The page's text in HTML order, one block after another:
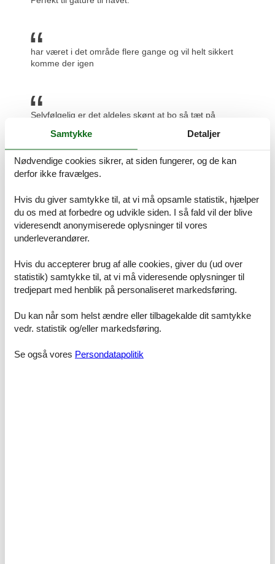
har været i det område flere gange og vil helt sikkert
komme der igen
Selvfølgelig er det aldeles skønt at bo så tæt på
Dejligt område i gåafstand fra Lønstrup "City"
fem stjerner
Alle huse der udlejes via os er dækket af vores prisgaranti. Det
betyder ganske enkelt at vi står inde for, at der ikke er én eneste af
vores konkurrenter, som udlejer dit foretrukne luksus sommerhus
Hvis der en sjælden gang sker en fejl i vores priskontrol, godtgør vi
Hvis du har spørgsmål eller specielle ønsker i forbindelse med din
Samtykke Detaljer
Nødvendige cookies sikrer, at siden fungerer, og de kan
derfor ikke fravælges.
Hvis du giver samtykke til, at vi må opsamle statistik, hjælper
du os med at forbedre og udvikle siden. I så fald vil der blive
videresendt anonymiserede oplysninger til vores
underleverandører.
Hvis du accepterer brug af alle cookies, giver du (ud over
statistik) samtykke til, at vi må videresende oplysninger til
tredjepart med henblik på personaliseret markedsføring.
Du kan når som helst ændre eller tilbagekalde dit samtykke
vedr. statistik og/eller markedsføring.
Se også vores Persondatapolitik